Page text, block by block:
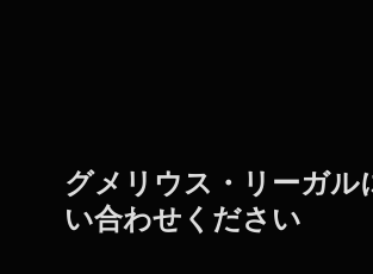
グメリウス・リーガル
い合わせください